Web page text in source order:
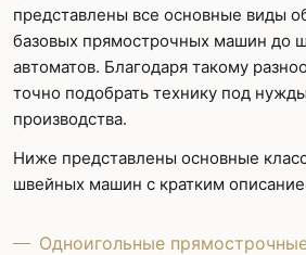
представлены все основные виды
базовых прямострочных машин до
автоматов. Благодаря такому
точно подобрать технику под
производства.
Ниже представлены основные
швейных машин с кратким
Одноигольные